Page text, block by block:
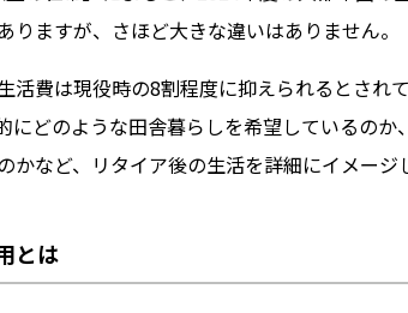
りますが、さほど大きな違いはありません。
活費は現役時の8割程度に抑えられるとされ
にどのような田舎暮らしを希望しているの
かなど、リタイア後の生活を詳細にイメージ
とは